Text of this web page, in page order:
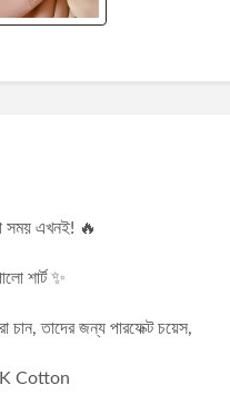
সময় এখনই! 🔥
শার্ট ✨
চান, তাদের জন্য পারফেক্ট চয়েস,
Cotton